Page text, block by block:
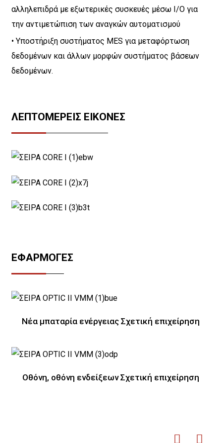
αλληλεπιδρά με εξωτερικές συσκευές μέσω I/O για
την αντιμετώπιση των αναγκών αυτοματισμού
• Υποστήριξη συστήματος MES για μεταφόρτωση
δεδομένων και άλλων μορφών συστήματος βάσεων
δεδομένων.
ΛΕΠΤΟΜΕΡΕΊΣ ΕΙΚΌΝΕΣ
ΕΦΑΡΜΟΓΕΣ
Νέα μπαταρία ενέργειας Σχετική επιχείρηση
Οθόνη, οθόνη ενδείξεων Σχετική επιχείρηση